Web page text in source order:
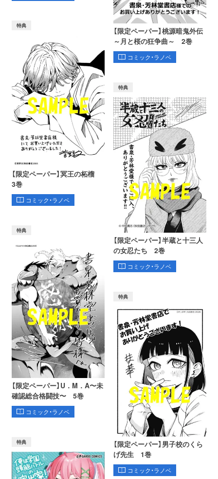
【限定ペーパー】桃源暗鬼外伝
～月と桜の狂争曲～ 2巻
コミック・ラノベ
特典
【限定ペーパー】冥王の柘榴
3巻
コミック・ラノベ
特典
【限定ペーパー】半蔵と十三人
の女忍たち 2巻
コミック・ラノベ
特典
【限定ペーパー】U．M．A〜未
確認総合格闘技〜 5巻
コミック・ラノベ
特典
【限定ペーパー】男子校のくら
げ先生 1巻
コミック・ラノベ
特典